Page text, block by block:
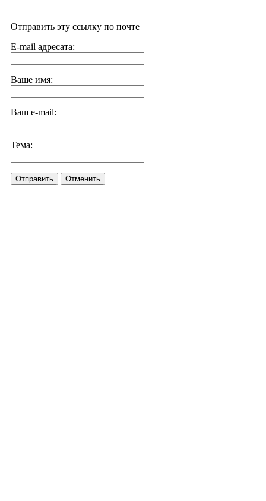
Отправить эту ссылку по почте
E-mail адресата:
Ваше имя:
Ваш e-mail:
Тема:
Отправить Отменить